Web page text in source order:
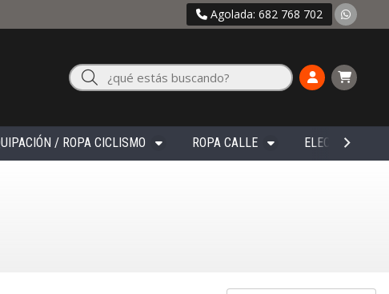
Agolada: 682 768 702
Buscar
/ ROPA CICLISMO ROPA CALLE ELECTRÓNICA